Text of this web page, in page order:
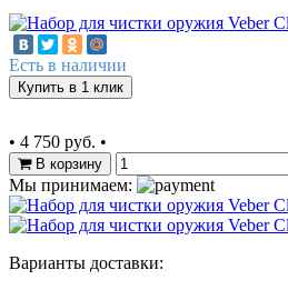
Есть в наличии
Купить в 1 клик
• 4 750 руб. •
В корзину
Мы принимаем:
Варианты доставки: